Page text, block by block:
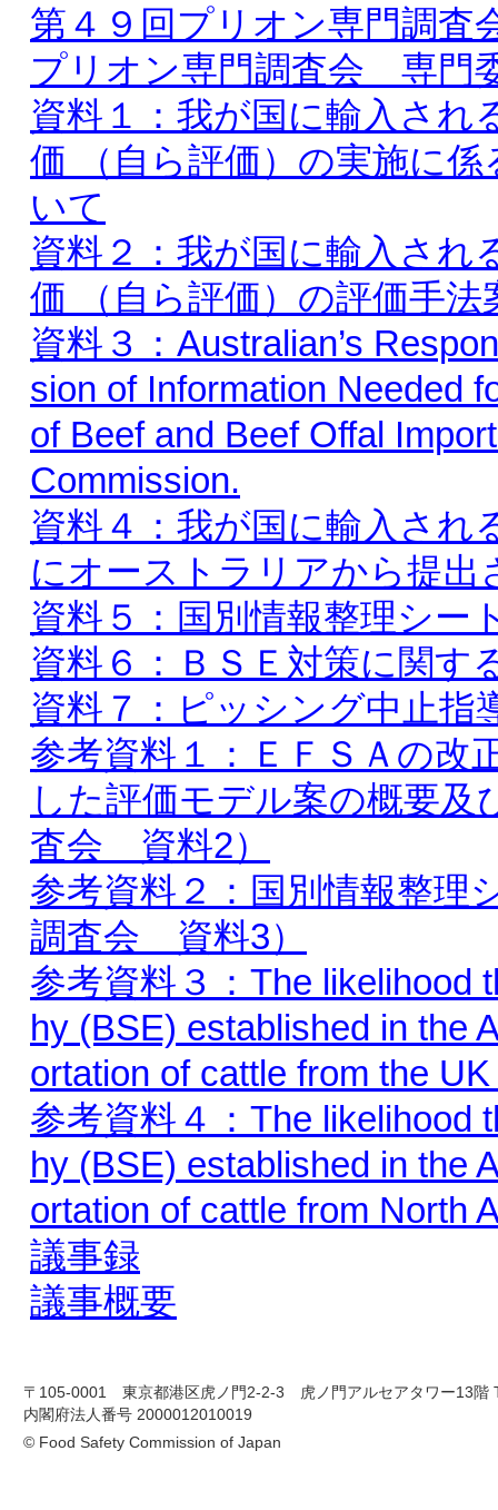
第４９回プリオン専門調査
プリオン専門調査会 専門
資料１：我が国に輸入され
価 （自ら評価）の実施に
いて
資料２：我が国に輸入され
価 （自ら評価）の評価手法
資料３：Australian’s
sion of Information Needed
of Beef and Beef Offal
Commission.
資料４：我が国に輸入され
にオーストラリアから提出
資料５：国別情報整理シー
資料６：ＢＳＥ対策に関す
資料７：ピッシング中止指
参考資料１：ＥＦＳＡの改
した評価モデル案の概要及
査会 資料2）
参考資料２：国別情報整理
調査会 資料3）
参考資料３：The likelihood
hy (BSE) established in the
ortation of cattle from the
参考資料４：The likelihood
hy (BSE) established in the
ortation of cattle from North
議事録
議事概要
〒105-0001 東京都港区虎ノ門2-2-3 虎ノ門アルセアタワー13階
内閣府法人番号 2000012010019
© Food Safety Commission of Japan